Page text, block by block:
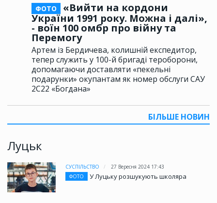
ФОТО
«Вийти на кордони
України 1991 року. Можна і далі»,
- воїн 100 омбр про війну та
Перемогу
Артем із Бердичева, колишній експедитор,
тепер служить у 100-й бригаді тероборони,
допомагаючи доставляти «пекельні
подарунки» окупантам як номер обслуги САУ
2С22 «Богдана»
БІЛЬШЕ НОВИН
Луцьк
СУСПІЛЬСТВО
27 Вересня 2024 17:43
ФОТО
У Луцьку розшукують школяра